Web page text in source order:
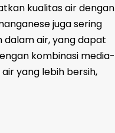
kualitas air dengan
juga sering
dalam air, yang dapat
kombinasi media-
yang lebih bersih,